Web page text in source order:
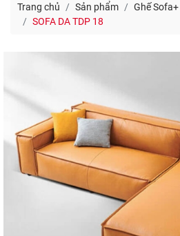
Trang chủ Sản phẩm Ghế Sofa+
SOFA DA TDP 18